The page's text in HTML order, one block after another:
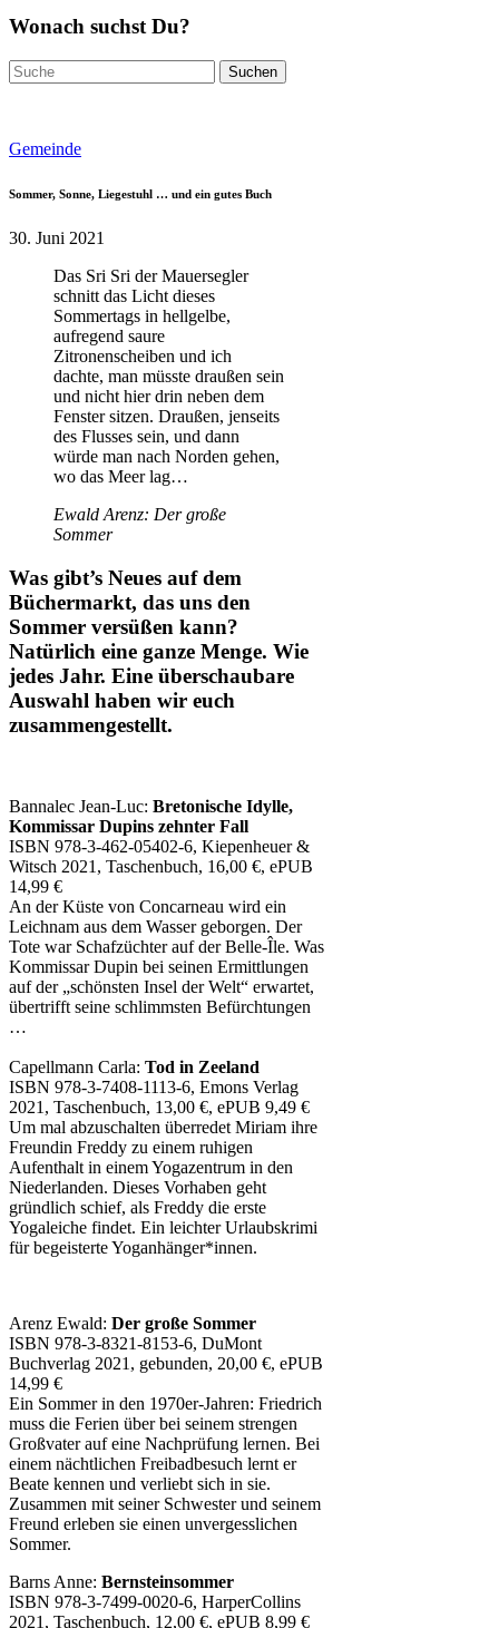
Wonach suchst Du?
Suchen
nach:
Gemeinde
Sommer, Sonne, Liegestuhl … und ein gutes Buch
30. Juni 2021
Das Sri Sri der Mauersegler
schnitt das Licht dieses
Sommertags in hellgelbe,
aufregend saure
Zitronenscheiben und ich
dachte, man müsste draußen sein
und nicht hier drin neben dem
Fenster sitzen. Draußen, jenseits
des Flusses sein, und dann
würde man nach Norden gehen,
wo das Meer lag…
Ewald Arenz: Der große
Sommer
Was gibt’s Neues auf dem
Büchermarkt, das uns den
Sommer versüßen kann?
Natürlich eine ganze Menge. Wie
jedes Jahr. Eine überschaubare
Auswahl haben wir euch
zusammengestellt.
Bannalec Jean-Luc: Bretonische Idylle,
Kommissar Dupins zehnter Fall
ISBN 978-3-462-05402-6, Kiepenheuer &
Witsch 2021, Taschenbuch, 16,00 €, ePUB
14,99 €
An der Küste von Concarneau wird ein
Leichnam aus dem Wasser geborgen. Der
Tote war Schafzüchter auf der Belle-Île. Was
Kommissar Dupin bei seinen Ermittlungen
auf der „schönsten Insel der Welt“ erwartet,
übertrifft seine schlimmsten Befürchtungen
…
Capellmann Carla: Tod in Zeeland
ISBN 978-3-7408-1113-6, Emons Verlag
2021, Taschenbuch, 13,00 €, ePUB 9,49 €
Um mal abzuschalten überredet Miriam ihre
Freundin Freddy zu einem ruhigen
Aufenthalt in einem Yogazentrum in den
Niederlanden. Dieses Vorhaben geht
gründlich schief, als Freddy die erste
Yogaleiche findet. Ein leichter Urlaubskrimi
für begeisterte Yoganhänger*innen.
Arenz Ewald: Der große Sommer
ISBN 978-3-8321-8153-6, DuMont
Buchverlag 2021, gebunden, 20,00 €, ePUB
14,99 €
Ein Sommer in den 1970er-Jahren: Friedrich
muss die Ferien über bei seinem strengen
Großvater auf eine Nachprüfung lernen. Bei
einem nächtlichen Freibadbesuch lernt er
Beate kennen und verliebt sich in sie.
Zusammen mit seiner Schwester und seinem
Freund erleben sie einen unvergesslichen
Sommer.
Barns Anne: Bernsteinsommer
ISBN 978-3-7499-0020-6, HarperCollins
2021, Taschenbuch, 12,00 €, ePUB 8,99 €